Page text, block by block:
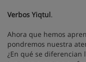
Verbos Yiqtul.
Ahora que hemos
pondremos nuestra
¿En qué se diferencian